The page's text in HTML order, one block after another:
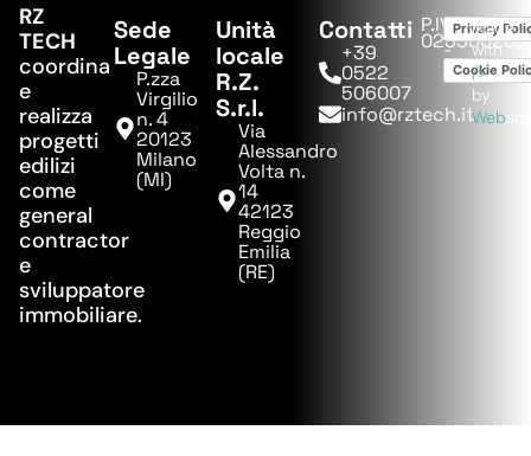
RZ
TECH
coordina
e
realizza
progetti
edilizi
come
general
contractor
e
sviluppatore
immobiliare.
Sede
Legale
P.zza
Virgilio
n. 4
20123
Milano
(MI)
Unità
locale
R.Z.
S.r.l.
Via
Alessandro
Volta n.
14
42123
Reggio
Emilia
(RE)
Contatti
+39
0522
506007
info@rztech.it
P.IVA:Privacy
-
Cookie
Made
with
/>
by
Web